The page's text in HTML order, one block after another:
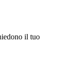
il tuo